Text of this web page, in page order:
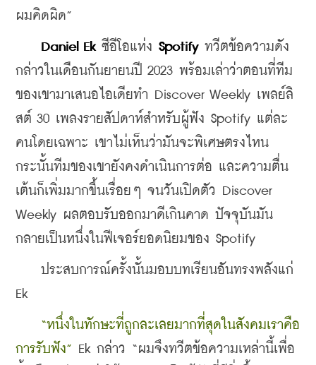
ผมคิดผิด”
Daniel Ek ซีอีโอแห่ง Spotify ทวีตข้อความดัง
กล่าวในเดือนกันยายนปี 2023 พร้อมเล่าว่าตอนที่ทีม
ของเขามาเสนอไอเดียทำ Discover Weekly เพลย์ลิ
สต์ 30 เพลงรายสัปดาห์สำหรับผู้ฟัง Spotify แต่ละ
คนโดยเฉพาะ เขาไม่เห็นว่ามันจะพิเศษตรงไหน
กระนั้นทีมของเขายังคงดำเนินการต่อ และความตื่น
เต้นก็เพิ่มมากขึ้นเรื่อยๆ จนวันเปิดตัว Discover
Weekly ผลตอบรับออกมาดีเกินคาด ปัจจุบันมัน
กลายเป็นหนึ่งในฟีเจอร์ยอดนิยมของ Spotify
ประสบการณ์ครั้งนั้นมอบบทเรียนอันทรงพลังแก่
Ek
“หนึ่งในทักษะที่ถูกละเลยมากที่สุดในสังคมเราคือ
การรับฟัง” Ek กล่าว “ผมจึงทวีตข้อความเหล่านี้เพื่อ